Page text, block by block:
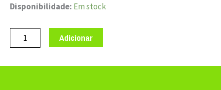
Disponibilidade: Em stock
Quantidade
FERRAMENTA
Adicionar